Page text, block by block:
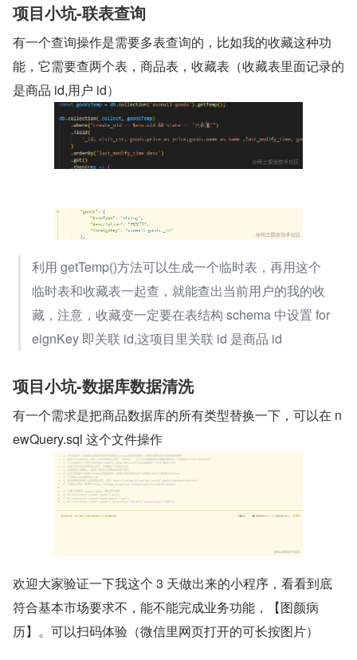
项目小坑-联表查询
有一个查询操作是需要多表查询的，比如我的收藏这种功
能，它需要查两个表，商品表，收藏表（收藏表里面记录的
是商品 id,用户 id）
利用 getTemp()方法可以生成一个临时表，再用这个
临时表和收藏表一起查，就能查出当前用户的我的收
藏，注意，收藏变一定要在表结构 schema 中设置 for
eignKey 即关联 id,这项目里关联 id 是商品 id
项目小坑-数据库数据清洗
有一个需求是把商品数据库的所有类型替换一下，可以在 n
ewQuery.sql 这个文件操作
欢迎大家验证一下我这个 3 天做出来的小程序，看看到底
符合基本市场要求不，能不能完成业务功能，【图颜病
历】。可以扫码体验（微信里网页打开的可长按图片）